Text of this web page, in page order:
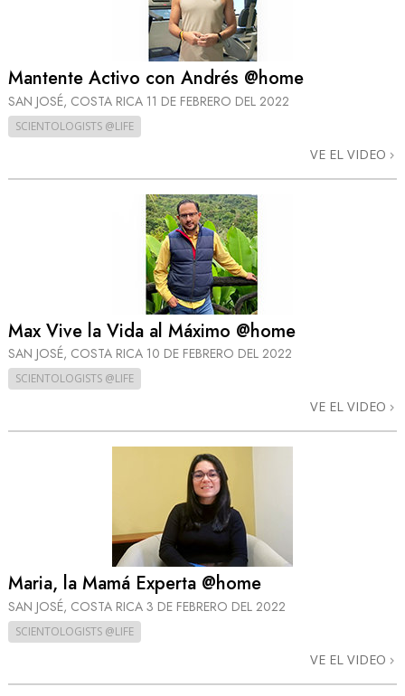
Mantente Activo con Andrés @home
SAN JOSÉ, COSTA RICA 11 DE FEBRERO DEL 2022
SCIENTOLOGISTS @LIFE
VE EL VIDEO
Max Vive la Vida al Máximo @home
SAN JOSÉ, COSTA RICA 10 DE FEBRERO DEL 2022
SCIENTOLOGISTS @LIFE
VE EL VIDEO
Maria, la Mamá Experta @home
SAN JOSÉ, COSTA RICA 3 DE FEBRERO DEL 2022
SCIENTOLOGISTS @LIFE
VE EL VIDEO